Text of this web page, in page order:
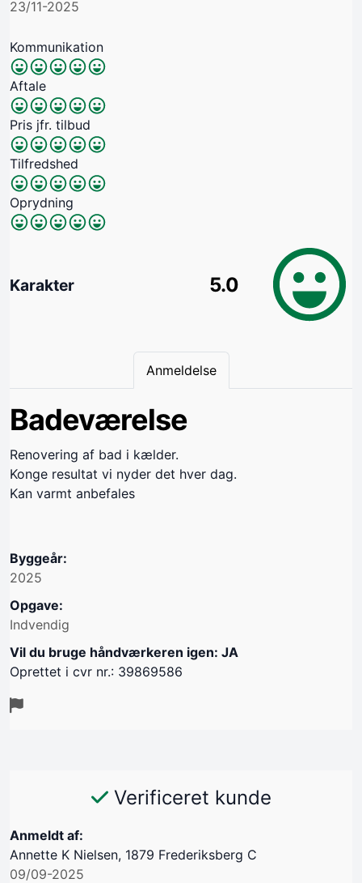
23/11-2025
Kommunikation
Aftale
Pris jfr. tilbud
Tilfredshed
Oprydning
Karakter 5.0
Anmeldelse
Badeværelse
Renovering af bad i kælder.
Konge resultat vi nyder det hver dag.
Kan varmt anbefales
Byggeår:
2025
Opgave:
Indvendig
Vil du bruge håndværkeren igen: JA
Oprettet i cvr nr.: 39869586
Verificeret kunde
Anmeldt af:
Annette K Nielsen, 1879 Frederiksberg C
09/09-2025